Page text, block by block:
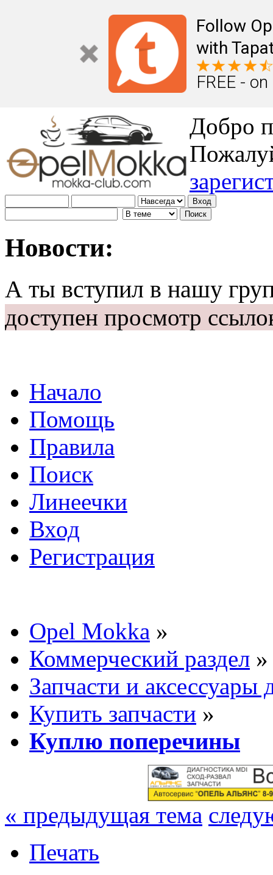
Follow
with
FREE -
Добро
Новости:
А ты вступил в нашу
доступен просмотр
Начало
Помощь
Правила
Поиск
Линеечки
Вход
Регистрация
Opel Mokka »
Коммерческий раздел »
Запчасти и аксессуары
Купить запчасти »
Куплю поперечины
« предыдущая тема
Печать